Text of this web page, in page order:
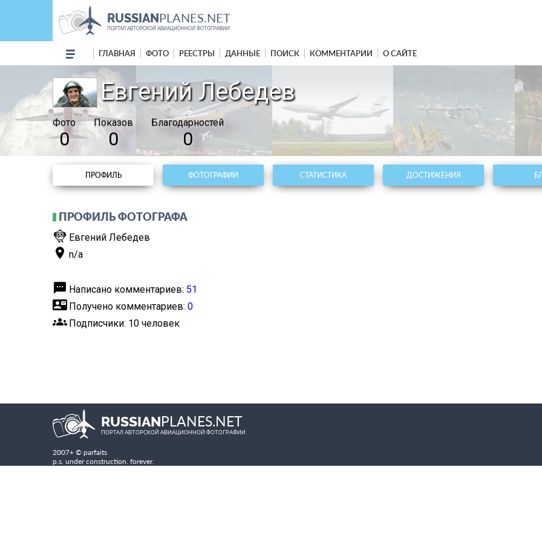
RUSSIANPLANES.NET
ПОРТАЛ АВТОРСКОЙ АВИАЦИОННОЙ ФОТОГРАФИИ
ГЛАВНАЯ ФОТО РЕЕСТРЫ ДАННЫЕ ПОИСК КОММЕНТАРИИ О САЙТЕ
Евгений Лебедев
Фото
0
Показов
0
Благодарностей
0
ПРОФИЛЬ ФОТОГРАФИИ СТАТИСТИКА ДОСТИЖЕНИЯ
ПРОФИЛЬ ФОТОГРАФА
flutter_dash Евгений Лебедев
place n/a
textsms Написано комментариев: 51
contact_mail Получено комментариев: 0
groups Подписчики: 10 человек
RUSSIANPLANES.NET
ПОРТАЛ АВТОРСКОЙ АВИАЦИОННОЙ ФОТОГРАФИИ
2007+ © parfaits
p.s. under construction. forever.